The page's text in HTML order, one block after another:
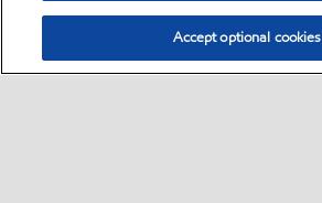
Accept optional cookies